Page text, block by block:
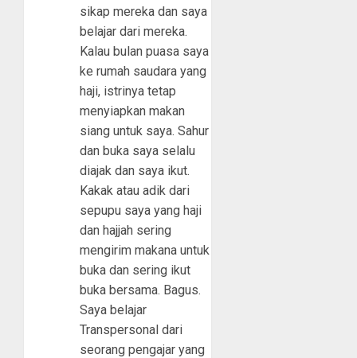
sikap mereka dan saya
belajar dari mereka.
Kalau bulan puasa saya
ke rumah saudara yang
haji, istrinya tetap
menyiapkan makan
siang untuk saya. Sahur
dan buka saya selalu
diajak dan saya ikut.
Kakak atau adik dari
sepupu saya yang haji
dan hajjah sering
mengirim makana untuk
buka dan sering ikut
buka bersama. Bagus.
Saya belajar
Transpersonal dari
seorang pengajar yang